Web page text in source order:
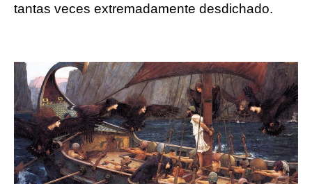
tantas veces extremadamente desdichado.